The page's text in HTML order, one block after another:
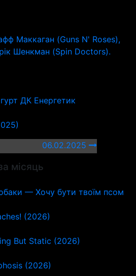
Маккаган (Guns N' Roses),
Шенкман (Spin Doctors).
ДК Енергетик
06.02.2025
місяць
— Хочу бути твоїм псом
(2026)
But Static (2026)
(2026)